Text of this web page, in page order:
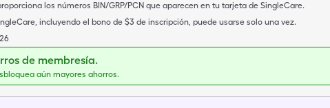
los números BIN/GRP/PCN que aparecen en tu tarjeta de SingleCare.
incluyendo el bono de $3 de inscripción, puede usarse solo una vez.
de membresía.
aún mayores ahorros.